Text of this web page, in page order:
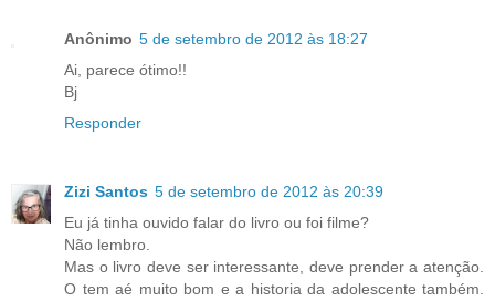
Anônimo 5 de setembro de 2012 às 18:27
Ai, parece ótimo!!
Bj
Responder
Zizi Santos 5 de setembro de 2012 às 20:39
Eu já tinha ouvido falar do livro ou foi filme?
Não lembro.
Mas o livro deve ser interessante, deve prender a atenção.
O tem aé muito bom e a historia da adolescente também.